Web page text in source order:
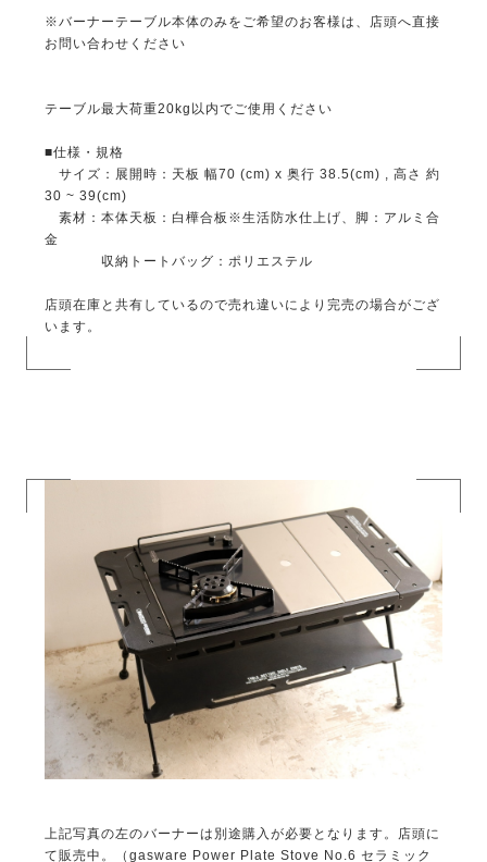
※バーナーテーブル本体のみをご希望のお客様は、店頭へ直接
お問い合わせください
テーブル最大荷重20kg以内でご使用ください
■仕様・規格
サイズ：展開時：天板 幅70 (cm) x 奥行 38.5(cm) , 高さ 約
30 ~ 39(cm)
素材：本体天板：白樺合板※生活防水仕上げ、脚：アルミ合
金
収納トートバッグ：ポリエステル
店頭在庫と共有しているので売れ違いにより完売の場合がござ
います。
上記写真の左のバーナーは別途購入が必要となります。店頭に
て販売中。（gasware Power Plate Stove No.6 セラミック